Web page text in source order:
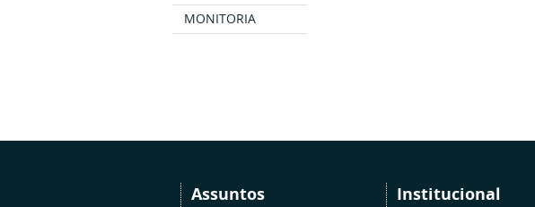
MONITORIA
Assuntos Institucional